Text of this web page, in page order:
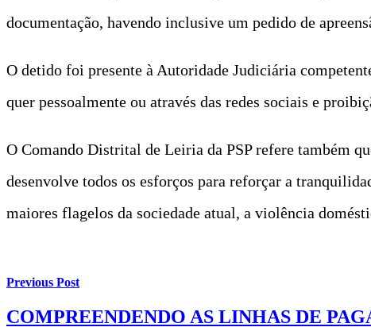
documentação, havendo inclusive um pedido de
O detido foi presente à Autoridade Judiciária
quer pessoalmente ou através das redes sociais e
O Comando Distrital de Leiria da PSP refere também
desenvolve todos os esforços para reforçar a
maiores flagelos da sociedade atual, a violência
Previous Post
COMPREENDENDO AS LINHAS DE